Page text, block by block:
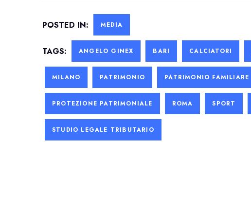
POSTED IN: MEDIA
TAGS: ANGELO GINEX BARI CALCIATORI
MILANO PATRIMONIO PATRIMONIO FAMILIARE
PROTEZIONE PATRIMONIALE ROMA SPORT
STUDIO LEGALE TRIBUTARIO